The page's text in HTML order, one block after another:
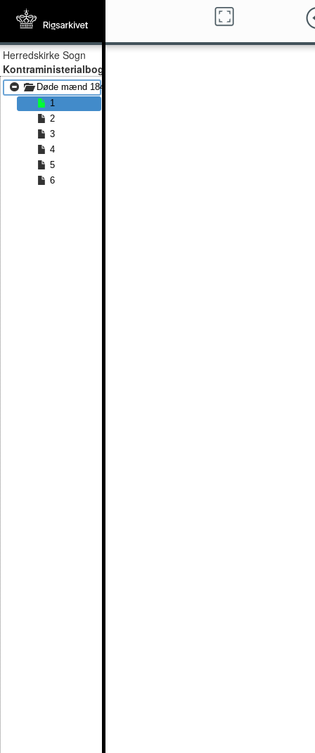
Herredskirke Sogn
Kontraministerialbog
Døde mænd 1845 - Døde mænd 1864
1
2
3
4
5
6